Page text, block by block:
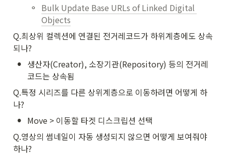
◦ Bulk Update Base URLs of Linked Digital
Objects
Q.최상위 컬렉션에 연결된 전거레코드가 하위계층에도 상속
되나?
• 생산자(Creator), 소장기관(Repository) 등의 전거레
코드는 상속됨
Q.특정 시리즈를 다른 상위계층으로 이동하려면 어떻게 하
나?
• Move > 이동할 타겟 디스크립션 선택
Q.영상의 썸네일이 자동 생성되지 않으면 어떻게 보여줘야
하나?